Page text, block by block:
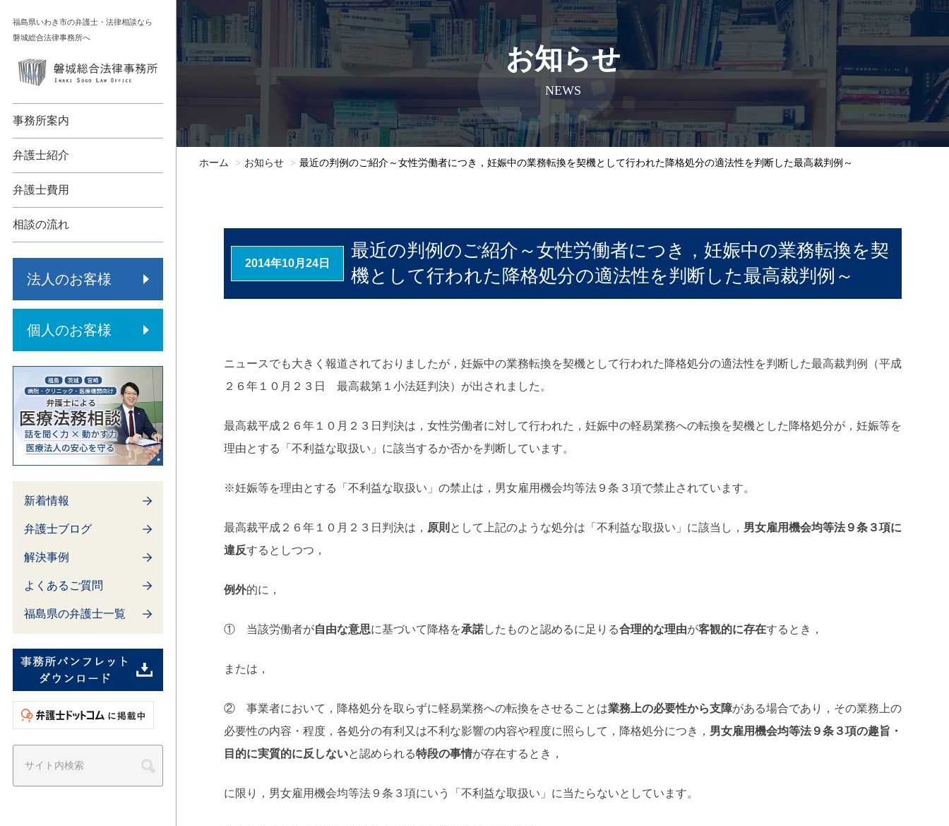
福島県いわき市の弁護士・法律相談なら
磐城総合法律事務所へ
事務所案内
弁護士紹介
弁護士費用
相談の流れ
法人のお客様
各種法人支援
保険代理店監査
倒産・再生
個人のお客様
債務整理
新着情報
弁護士ブログ
解決事例
よくあるご質問
福島県の弁護士一覧
お知らせ
NEWS
ホーム お知らせ 最近の判例のご紹介～女性労働者につき，妊娠中の業務転換を契機として行われた降格処分の適法性を判断した最高裁判例～
2014年10月24日
最近の判例のご紹介～女性労働者につき，妊娠中の業務転換を契
機として行われた降格処分の適法性を判断した最高裁判例～
ニュースでも大きく報道されておりましたが，妊娠中の業務転換を契機として行われた降格処分の適法性を判断した最高裁判例（平成
２６年１０月２３日 最高裁第１小法廷判決）が出されました。
最高裁平成２６年１０月２３日判決は，女性労働者に対して行われた，妊娠中の軽易業務への転換を契機とした降格処分が，妊娠等を
理由とする「不利益な取扱い」に該当するか否かを判断しています。
※妊娠等を理由とする「不利益な取扱い」の禁止は，男女雇用機会均等法９条３項で禁止されています。
最高裁平成２６年１０月２３日判決は， 原則 として上記のような処分は「不利益な取扱い」に該当し， 男女雇用機会均等法９条３項に
違反するとしつつ，
例外的に，
① 当該労働者が自由な意思に基づいて降格を承諾したものと認めるに足りる合理的な理由が客観的に存在するとき，
または，
② 事業者において，降格処分を取らずに軽易業務への転換をさせることは業務上の必要性から支障がある場合であり，その業務上の
必要性の内容・程度，各処分の有利又は不利な影響の内容や程度に照らして，降格処分につき， 男女雇用機会均等法９条３項の趣旨・
目的に実質的に反しないと認められる特段の事情が存在するとき，
に限り，男女雇用機会均等法９条３項にいう「不利益な取扱い」に当たらないとしています。